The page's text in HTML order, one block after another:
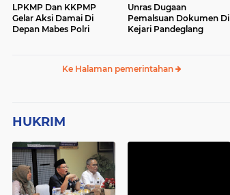
LPKMP Dan KKPMP
Gelar Aksi Damai Di
Depan Mabes Polri
Unras Dugaan
Pemalsuan Dokumen Di
Kejari Pandeglang
Ke Halaman pemerintahan
HUKRIM